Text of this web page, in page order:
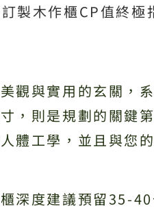
製木作櫃CP值終
觀與實用的玄關，
，則是規劃的關鍵
體工學，並且與您
深度建議預留35-